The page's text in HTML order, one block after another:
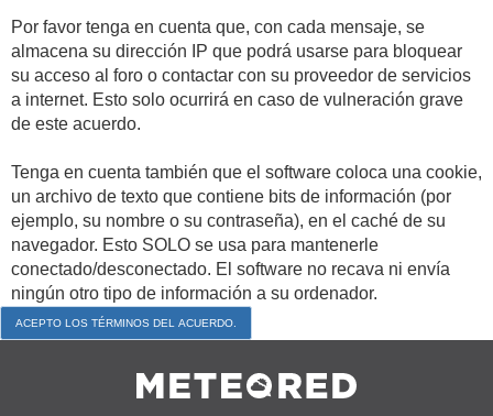
Por favor tenga en cuenta que, con cada mensaje, se
almacena su dirección IP que podrá usarse para bloquear
su acceso al foro o contactar con su proveedor de servicios
a internet. Esto solo ocurrirá en caso de vulneración grave
de este acuerdo.
Tenga en cuenta también que el software coloca una cookie,
un archivo de texto que contiene bits de información (por
ejemplo, su nombre o su contraseña), en el caché de su
navegador. Esto SOLO se usa para mantenerle
conectado/desconectado. El software no recava ni envía
ningún otro tipo de información a su ordenador.